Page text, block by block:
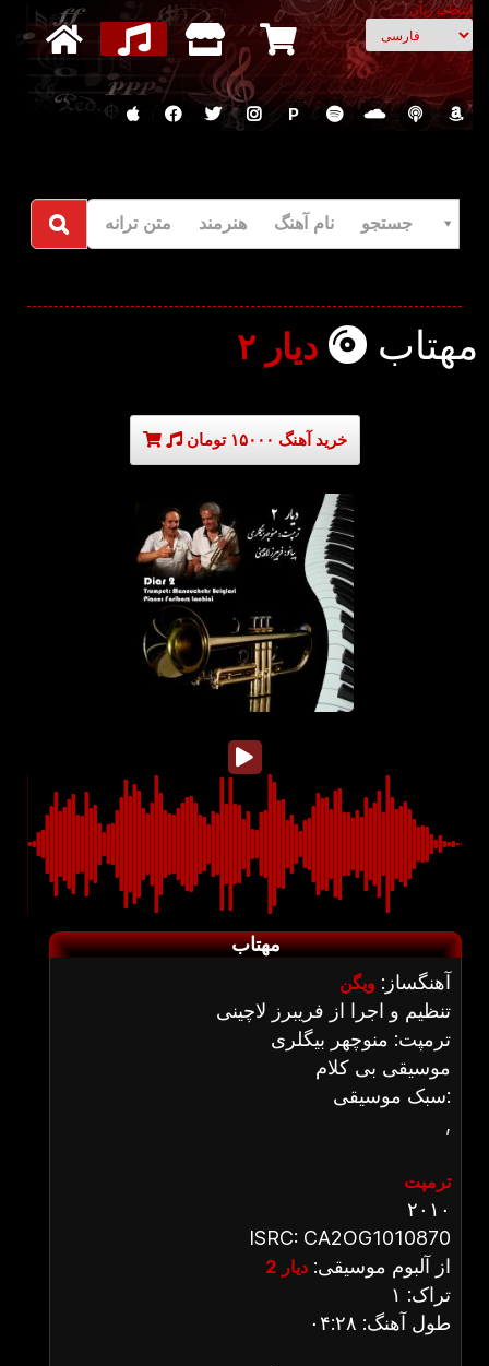
انتخاب زبان
P
جستجو نام آهنگ هنرمند متن ترانه
مهتاب دیار ۲
خرید آهنگ ۱۵۰۰۰ تومان
مهتاب
آهنگساز: ویگن
تنظیم و اجرا از فریبرز لاچینی
ترمپت: منوچهر بیگلری
موسیقی بی کلام
سبک موسیقی:
,
ترمپت
۲۰۱۰
ISRC: CA2OG1010870
از آلبوم موسیقی: دیار 2
تراک: ۱
طول آهنگ: ۰۴:۲۸